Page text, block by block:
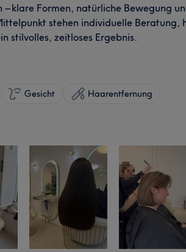
– klare Formen, natürliche Bewegung
stehen individuelle Beratung,
stilvolles, zeitloses Ergebnis.
Gesicht Haarentfernung